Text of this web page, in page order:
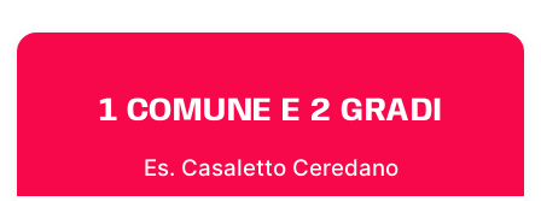
1 COMUNE E 2 GRADI
Es. Casaletto Ceredano